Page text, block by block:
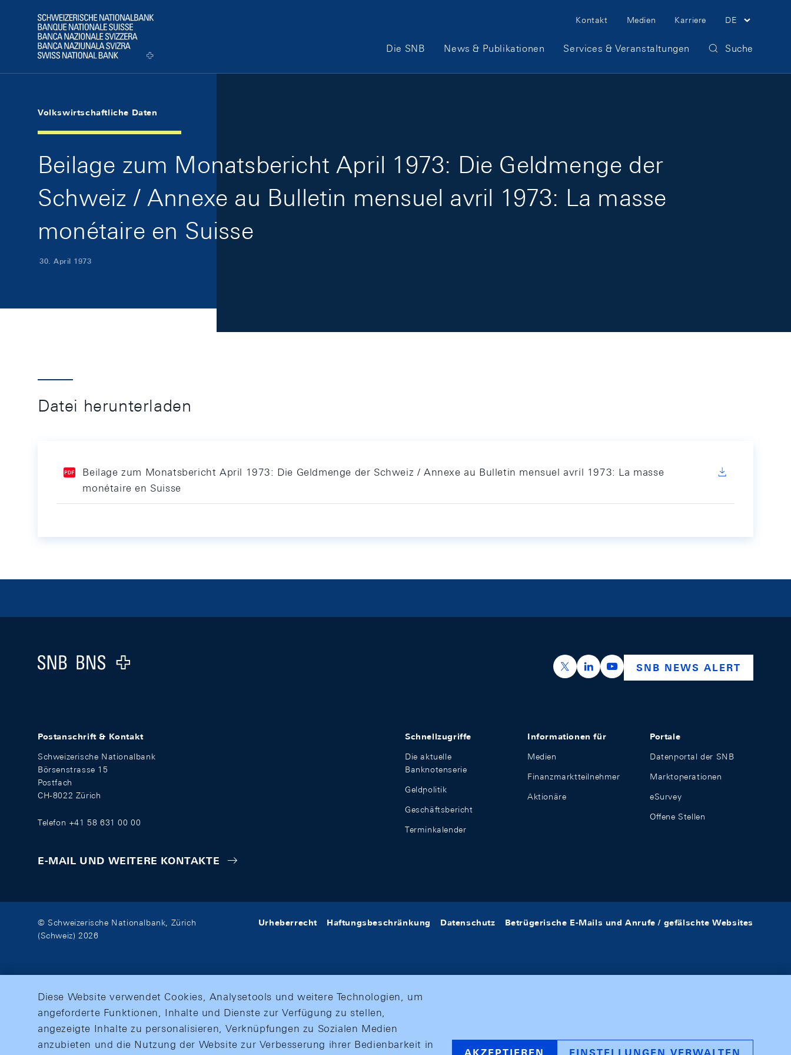
Logo
Meta Navigation
Kontakt Medien Karriere DE
Hauptnavigation
Die SNB News & Publikationen Services & Veranstaltungen Suche
Volkswirtschaftliche Daten
Beilage zum Monatsbericht April 1973: Die Geldmenge der
Schweiz / Annexe au Bulletin mensuel avril 1973: La masse
monétaire en Suisse
30. April 1973
Datei herunterladen
Beilage zum Monatsbericht April 1973: Die Geldmenge der Schweiz / Annexe au Bulletin mensuel avril 1973: La masse
monétaire en Suisse
Logo
https://x.com/snb_bns
https://ch.linkedin.com/company/swiss-
https://www.youtube.com/
SNB NEWS ALERT
Postanschrift & Kontakt
Schweizerische Nationalbank
Börsenstrasse 15
Postfach
CH-8022 Zürich
Telefon +41 58 631 00 00
E-MAIL UND WEITERE KONTAKTE
Schnellzugriffe
Die aktuelle
Banknotenserie
Geldpolitik
Geschäftsbericht
Terminkalender
Informationen für
Medien
Finanzmarktteilnehmer
Aktionäre
Portale
Datenportal der SNB
Marktoperationen
eSurvey
Offene Stellen
© Schweizerische Nationalbank, Zürich
(Schweiz) 2026
Urheberrecht Haftungsbeschränkung Datenschutz Betrügerische E-Mails und Anrufe / gefälschte Websites
Diese Website verwendet Cookies, Analysetools und weitere Technologien, um
angeforderte Funktionen, Inhalte und Dienste zur Verfügung zu stellen,
angezeigte Inhalte zu personalisieren, Verknüpfungen zu Sozialen Medien
anzubieten und die Nutzung der Website zur Verbesserung ihrer Bedienbarkeit in